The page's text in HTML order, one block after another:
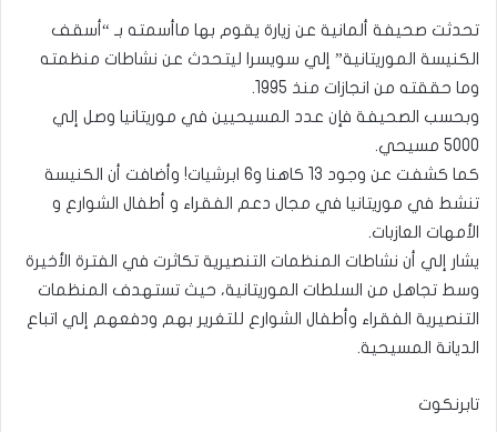
تحدثت صحيفة ألمانية عن زيارة يقوم بها ماأسمته بـ “أسقف
الكنيسة الموريتانية” إلي سويسرا ليتحدث عن نشاطات منظمته
وما حققته من انجازات منذ 1995.
وبحسب الصحيفة فإن عدد المسيحيين في موريتانيا وصل إلي
5000 مسيحي.
كما كشفت عن وجود 13 كاهنا و6 ابرشيات! وأضافت أن الكنيسة
تنشط في موريتانيا في مجال دعم الفقراء و أطفال الشوارع و
الأمهات العازبات.
يشار إلي أن نشاطات المنظمات التنصيرية تكاثرت في الفترة الأخيرة
وسط تجاهل من السلطات الموريتانية، حيث تستهدف المنظمات
التنصيرية الفقراء وأطفال الشوارع للتغرير بهم ودفعهم إلي اتباع
الديانة المسيحية.
تابرنكوت